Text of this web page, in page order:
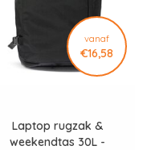
vanaf
€16,58
Laptop rugzak &
weekendtas 30L -